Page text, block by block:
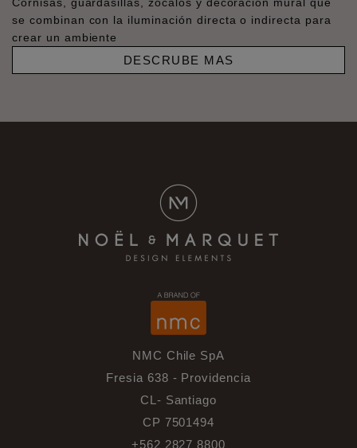
se combinan con la iluminación directa o indirecta para
crear un ambiente
DESCRUBE MAS
NMC Chile SpA
Fresia 638 - Providencia
CL- Santiago
CP 7501494
+562 2827 8800